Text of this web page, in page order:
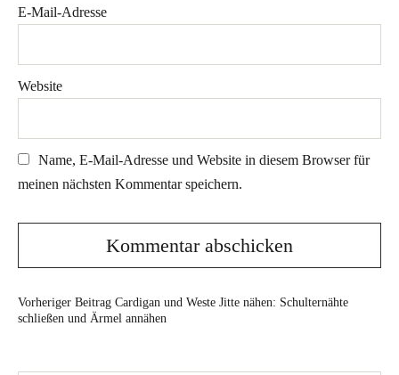
E-Mail-Adresse
Website
Name, E-Mail-Adresse und Website in diesem Browser für
meinen nächsten Kommentar speichern.
Vorheriger Beitrag Cardigan und Weste Jitte nähen: Schulternähte
schließen und Ärmel annähen